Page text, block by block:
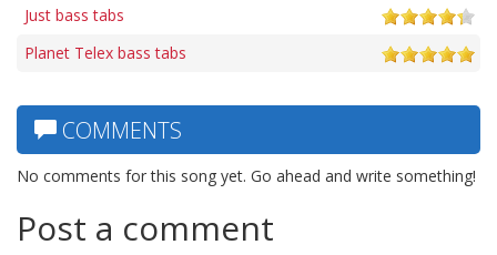
Just bass tabs
Planet Telex bass tabs
COMMENTS
No comments for this song yet. Go ahead and write something!
Post a comment